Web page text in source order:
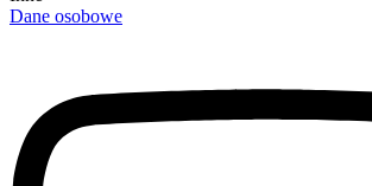
Dane osobowe